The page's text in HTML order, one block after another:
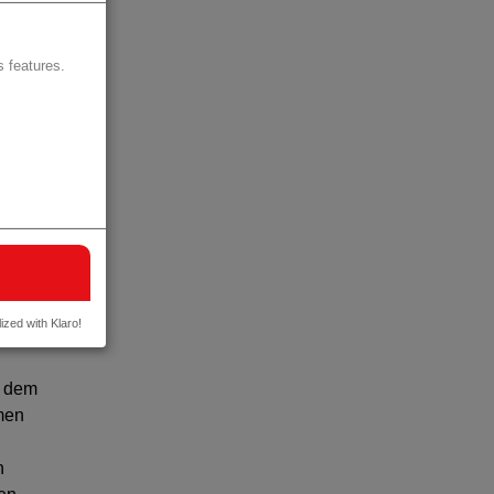
features.
with Klaro!
von